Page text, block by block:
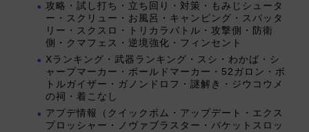
攻略・試し打ち・立ち回り・対策・もみじシュータ
ー・スクリュー・お風呂・キャンピング・スパッタ
リー・スクスロ・トリカラバトル・攻撃側・防衛
側・クマフェス・逆境強化・フィンセント
Xランキング・武器ランキング・スシ・わかば・シ
ャープマーカー・ボールドマーカー・52ガロン・ボ
トルガイザー・ガノンドロフ・謎解き・ジウコウメ
の祠・着こなし
アプデ情報（クイックボム・アップデート・エクス
プロッシャー・ノヴァブラスター・バケットスロッ